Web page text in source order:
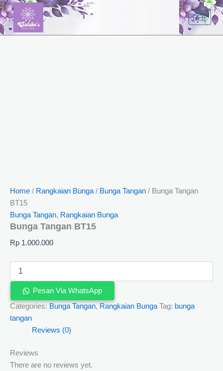
Skip
to
content
Home / Rangkaian Bunga / Bunga Tangan / Bunga Tangan
BT15
Bunga Tangan, Rangkaian Bunga
Bunga Tangan BT15
Rp 1.000.000
Bunga
Tangan
BT15
quantity
Pesan Via WhatsApp
Categories: Bunga Tangan, Rangkaian Bunga Tag: bunga
tangan
Reviews (0)
Reviews
There are no reviews yet.